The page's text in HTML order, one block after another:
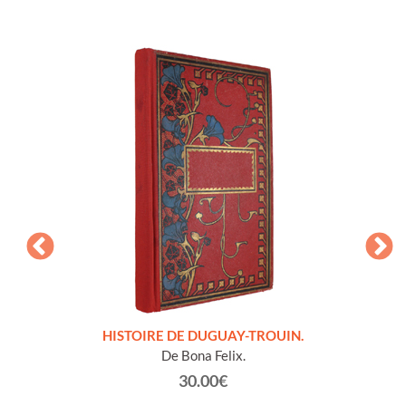
HISTOIRE DE DUGUAY-TROUIN.
De Bona Felix.
30.00€